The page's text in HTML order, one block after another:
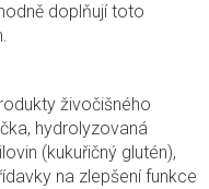
doplňují toto
živočišného
hydrolyzovaná
(kukuřičný glutén),
na zlepšení funkce